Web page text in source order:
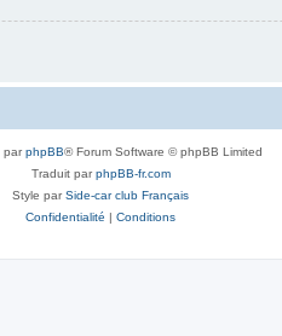
parphpBB® Forum Software © phpBB Limited
Traduit parphpBB-fr.com
Style parSide-car club Français
Confidentialité | Conditions